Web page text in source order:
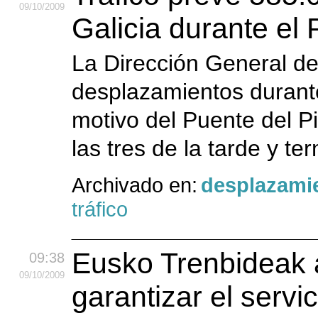
09/10/2009
Galicia durante el
La Dirección General
desplazamientos
motivo del Puente del
las tres de la tarde y
Archivado en:
tráfico
09:38
09/10/2009
Eusko
garantizar el